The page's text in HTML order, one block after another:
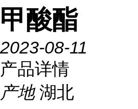
甲酸酯
2023-08-11
产品详情
产地 湖北